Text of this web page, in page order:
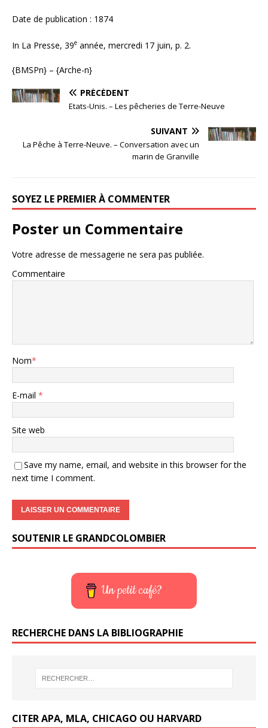
Date de publication : 1874
In La Presse, 39e année, mercredi 17 juin, p. 2.
{BMSPn} – {Arche-n}
PRÉCÉDENT
Etats-Unis. – Les pêcheries de Terre-Neuve
SUIVANT
La Pêche à Terre-Neuve. – Conversation avec un
marin de Granville
SOYEZ LE PREMIER À COMMENTER
Poster un Commentaire
Votre adresse de messagerie ne sera pas publiée.
Commentaire
Nom*
E-mail *
Site web
Save my name, email, and website in this browser for the
next time I comment.
SOUTENIR LE GRANDCOLOMBIER
Un petit café?
RECHERCHE DANS LA BIBLIOGRAPHIE
CITER APA, MLA, CHICAGO OU HARVARD